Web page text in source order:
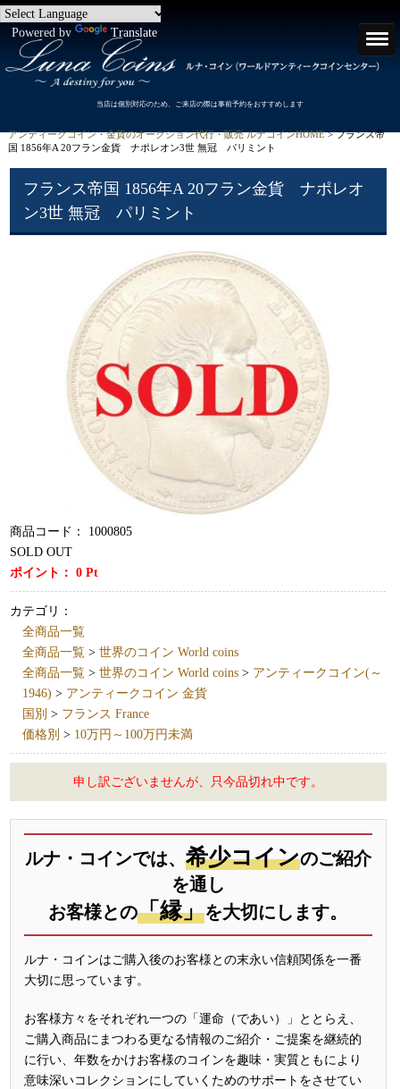
Powered by Translate
当店は個別対応のため、ご来店の際は事前予約をおすすめします
アンティークコイン・金貨のオークション代行・販売 ルナコインHOME> フランス帝
国 1856年A 20フラン金貨 ナポレオン3世 無冠 パリミント
フランス帝国 1856年A 20フラン金貨 ナポレオ
ン3世 無冠 パリミント
商品コード：
1000805
SOLD OUT
ポイント：0 Pt
カテゴリ：
全商品一覧
全商品一覧 >世界のコイン World coins
全商品一覧 >世界のコイン World coins > アンティークコイン(～
1946) > アンティークコイン 金貨
国別 > フランス France
価格別 > 10万円～100万円未満
申し訳ございませんが、只今品切れ中です。
ルナ・コインでは、 希少コインのご紹介
を通し
お客様との「縁」を大切にします。
ルナ・コインはご購入後のお客様との末永い信頼関係を一番
大切に思っています。
お客様方々をそれぞれ一つの「運命（であい）」ととらえ、
ご購入商品にまつわる更なる情報のご紹介・ご提案を継続的
に行い、年数をかけお客様のコインを趣味・実質ともにより
意味深いコレクションにしていくためのサポートをさせてい